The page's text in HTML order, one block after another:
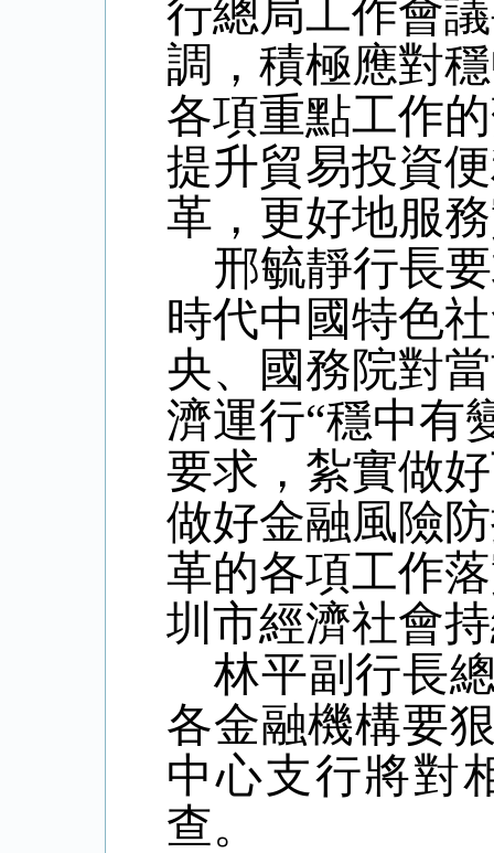
行總局工作會
調，積極應對
各項重點工作
提升貿易投資
革，更好地服
邢毓靜行長
時代中國特色
央、國務院對
濟運行“穩中有
要求，紮實做
做好金融風險
革的各項工作
圳市經濟社會
林平副行長
各金融機構要
中心支行將對
查。